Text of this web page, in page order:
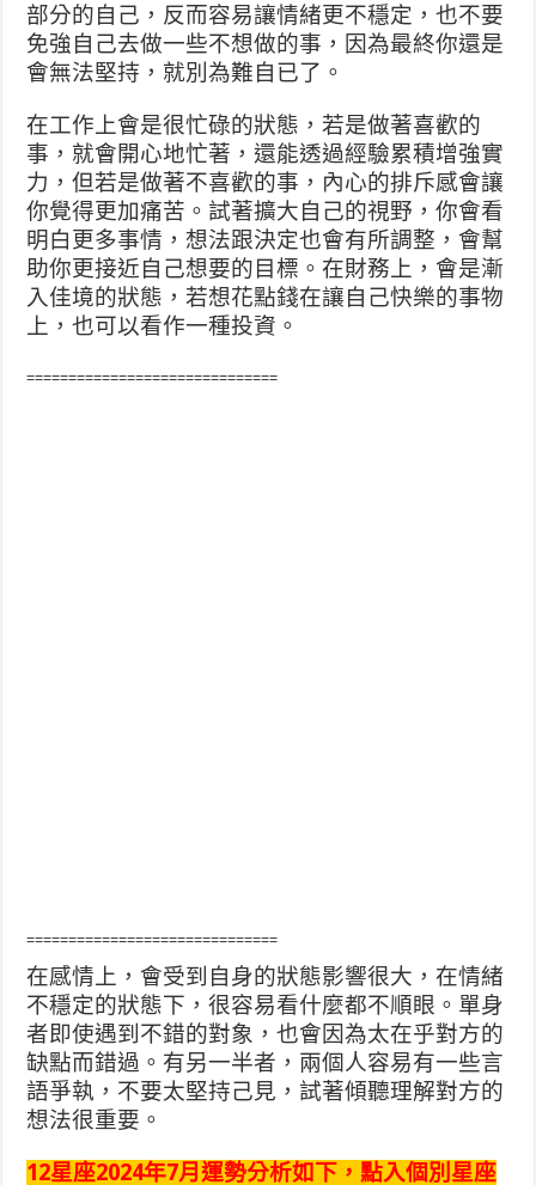
部分的自己，反而容易讓情緒更不穩定，也不要
免強自己去做一些不想做的事，因為最終你還是
會無法堅持，就別為難自已了。
在工作上會是很忙碌的狀態，若是做著喜歡的
事，就會開心地忙著，還能透過經驗累積增強實
力，但若是做著不喜歡的事，內心的排斥感會讓
你覺得更加痛苦。試著擴大自己的視野，你會看
明白更多事情，想法跟決定也會有所調整，會幫
助你更接近自己想要的目標。在財務上，會是漸
入佳境的狀態，若想花點錢在讓自己快樂的事物
上，也可以看作一種投資。
==============================
==============================
在感情上，會受到自身的狀態影響很大，在情緒
不穩定的狀態下，很容易看什麼都不順眼。單身
者即使遇到不錯的對象，也會因為太在乎對方的
缺點而錯過。有另一半者，兩個人容易有一些言
語爭執，不要太堅持己見，試著傾聽理解對方的
想法很重要。
12星座2024年7月運勢分析如下，點入個別星座